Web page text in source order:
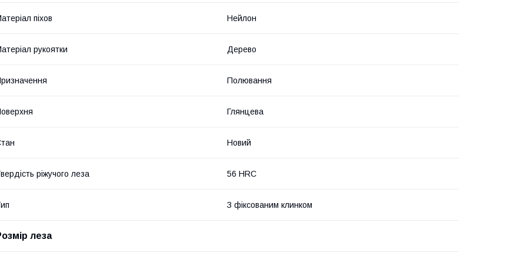
піхов Нейлон
рукоятки Дерево
Полювання
Глянцева
Новий
ріжучого леза 56 HRC
З фіксованим клинком
леза